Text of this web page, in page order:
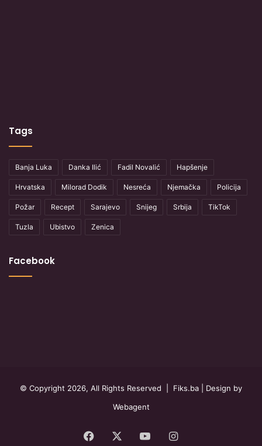
Tags
Banja Luka Danka Ilić Fadil Novalić Hapšenje
Hrvatska Milorad Dodik Nesreća Njemačka Policija
Požar Recept Sarajevo Snijeg Srbija TikTok
Tuzla Ubistvo Zenica
Facebook
© Copyright 2026, All Rights Reserved | Fiks.ba | Design by
Webagent
Facebook YouTubeInstagram